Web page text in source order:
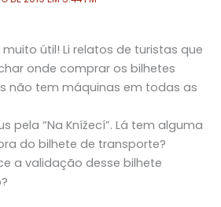
útil! Li relatos de turistas que
onde comprar os bilhetes
não tem máquinas em todas as
pela “Na Knížecí”. Lá tem alguma
do bilhete de transporte?
a validação desse bilhete